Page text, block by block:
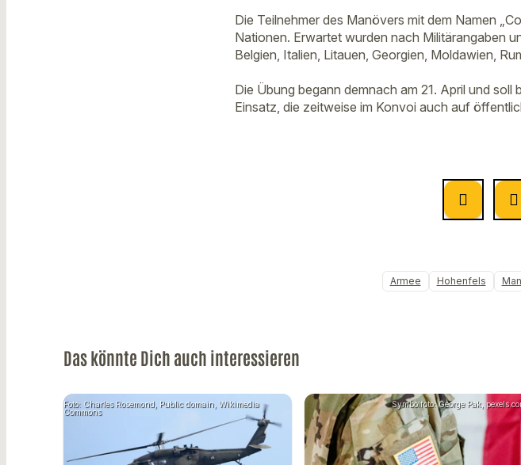
Die Teilnehmer des Manövers mit dem Namen
Nationen. Erwartet wurden nach Militärangaben
Belgien, Italien, Litauen, Georgien, Moldawien,
Die Übung begann demnach am 21. April und
Einsatz, die zeitweise im Konvoi auch auf
Armee Hohenfels
Das könnte Dich auch interessieren
Foto: Charles Rosemond, Public domain, Wikimedia
Commons
Symbolfoto: George Pak,